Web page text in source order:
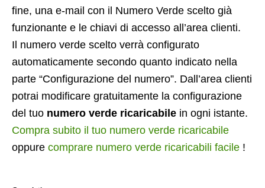
fine, una e-mail con il Numero Verde scelto già
funzionante e le chiavi di accesso all’area clienti.
Il numero verde scelto verrà configurato
automaticamente secondo quanto indicato nella
parte “Configurazione del numero”. Dall’area clienti
potrai modificare gratuitamente la configurazione
del tuo numero verde ricaricabile in ogni istante.
Compra subito il tuo numero verde ricaricabile
oppure comprare numero verde ricaricabili facile !